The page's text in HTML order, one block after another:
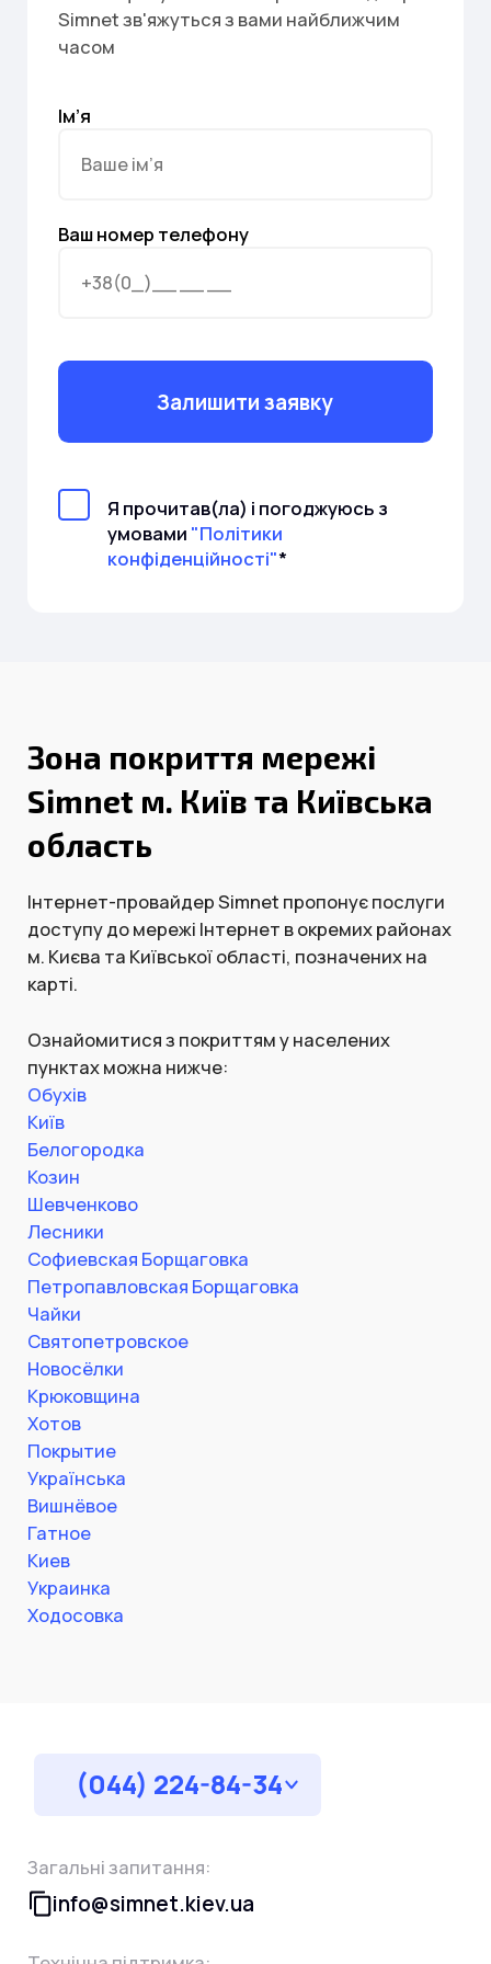
Simnet зв'яжуться з вами найближчим
часом
Ім’я
Ваш номер телефону
Залишити заявку
Я прочитав(ла) і погоджуюсь з
умовами "Політики
конфіденційності"*
Зона покриття мережі
Simnet м. Київ та Київська
область
Інтернет-провайдер Simnet пропонує послуги
доступу до мережі Інтернет в окремих районах
м. Києва та Київської області, позначених на
карті.
Ознайомитися з покриттям у населених
пунктах можна нижче:
Обухів
Київ
Белогородка
Козин
Шевченково
Лесники
Софиевская Борщаговка
Петропавловская Борщаговка
Чайки
Святопетровское
Новосёлки
Крюковщина
Хотов
Покрытие
Українська
Вишнёвое
Гатное
Киев
Украинка
Ходосовка
(044) 224-84-34
Загальні запитання:
info@simnet.kiev.ua